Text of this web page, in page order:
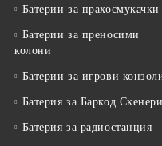
Батерии за прахосмукачки
Батерии за преносими
колони
Батерии за игрови
Батерия за Баркод Скенери
Батерия за радиостанция